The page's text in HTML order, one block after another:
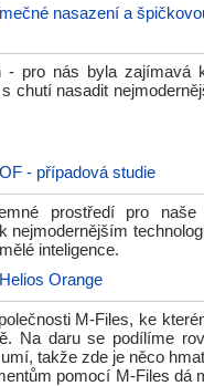
nasazení a
- pro nás byla zajímavá
chutí nasadit
- případová studie
prostředí pro naše
nejmodernějším
inteligence.
Orange
M-Files, ke
Na daru se podílíme
takže zde je něco
pomocí M-Files dá